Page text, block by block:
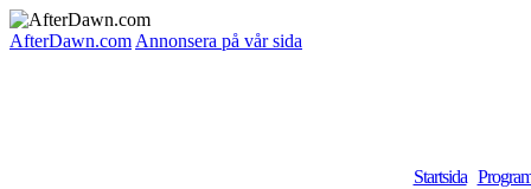
AfterDawn.com Annonsera på vår sida
Startsida